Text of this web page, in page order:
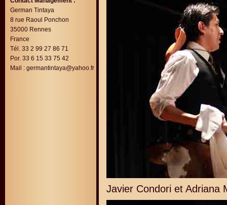
German Tintaya
8 rue Raoul Ponchon
35000 Rennes
France
Tél. 33 2 99 27 86 71
Por. 33 6 15 33 75 42
Mail : germantintaya@yahoo.fr
Javier Condori et Adriana